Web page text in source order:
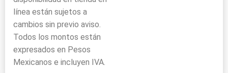
línea están sujetos a
cambios sin previo aviso.
Todos los montos están
expresados en Pesos
Mexicanos e incluyen IVA.